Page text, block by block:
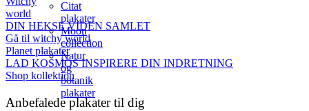
Citat
plakater
Moon
collection
Natur
og
botanik
plakater
world
DIN HEKSE VIDEN SAMLET
Gå til witchy world
Planet plakater
LAD KOSMOS INSPIRERE DIN INDRETNING
Shop kollektion
Anbefalede plakater til dig